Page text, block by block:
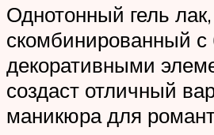
Однотонный гель лак,
скомбинированный с
декоративными
создаст отличный
маникюра для